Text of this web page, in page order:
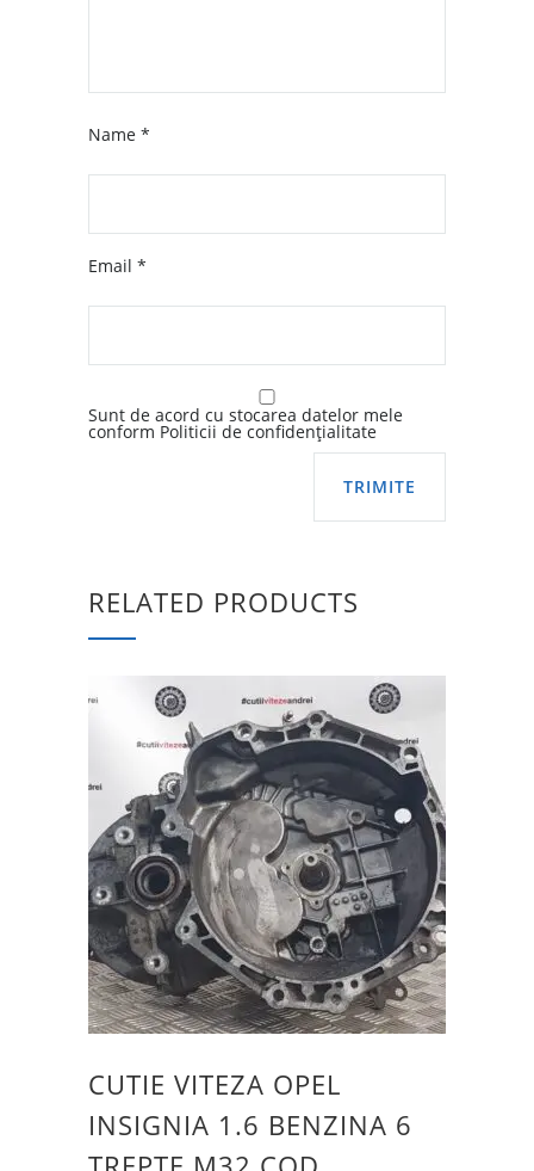
Name *
Email *
Sunt de acord cu stocarea datelor mele
conform Politicii de confidențialitate
RELATED PRODUCTS
CUTIE VITEZA OPEL
INSIGNIA 1.6 BENZINA 6